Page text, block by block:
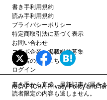
誰でも
「しょうもなAI」作品の氾濫
2026.05.07
誰でも
新入社員研修で講演して感じ
要性
書き手から直接、最新記事が届き
読者限定の内容も逃しません。
書き手利用規約
読み手利用規約
プライバシーポリシー
特定商取引法に基づく表示
お問い合わせ
コラボ企業・掲載媒体募集
代理店の方はこちら
ログイン
reCAPTCHAPrivacy Policyand